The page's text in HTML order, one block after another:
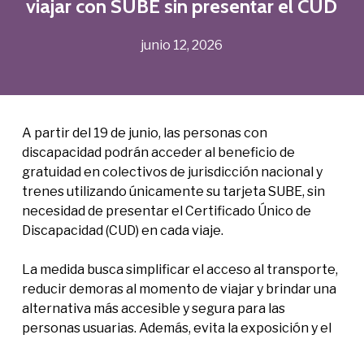
viajar con SUBE sin presentar el CUD
junio 12, 2026
A partir del 19 de junio, las personas con
discapacidad podrán acceder al beneficio de
gratuidad en colectivos de jurisdicción nacional y
trenes utilizando únicamente su tarjeta SUBE, sin
necesidad de presentar el Certificado Único de
Discapacidad (CUD) en cada viaje.
La medida busca simplificar el acceso al transporte,
reducir demoras al momento de viajar y brindar una
alternativa más accesible y segura para las
personas usuarias. Además, evita la exposición y el